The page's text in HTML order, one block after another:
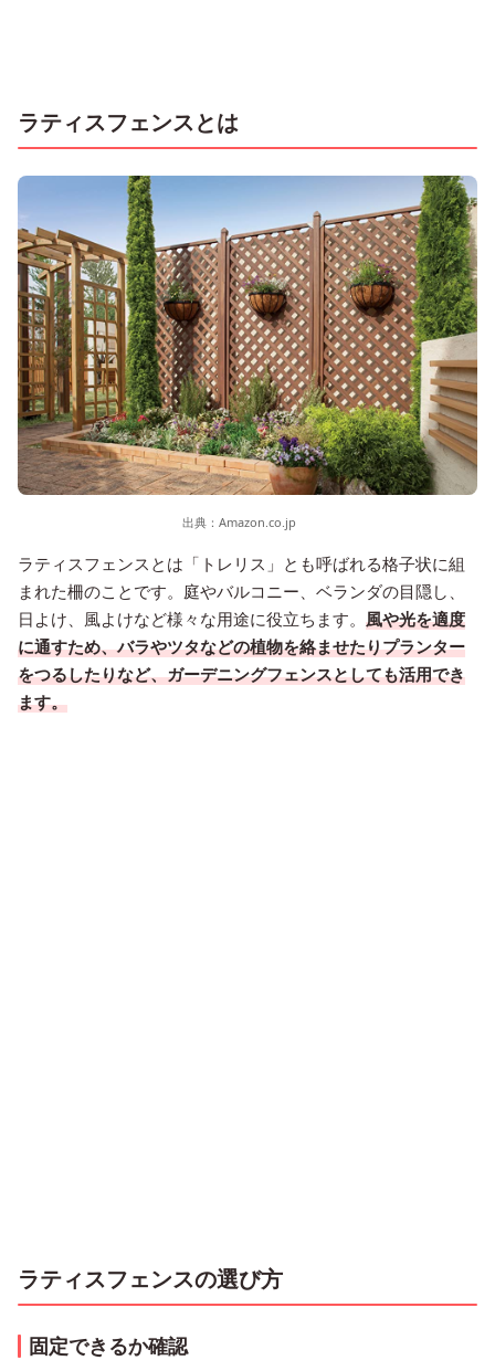
ラティスフェンスとは
出典： Amazon.co.jp
ラティスフェンスとは「トレリス」とも呼ばれる格子状に組
まれた柵のことです。庭やバルコニー、ベランダの目隠し、
日よけ、風よけなど様々な用途に役立ちます。 風や光を適度
に通すため、バラやツタなどの植物を絡ませたりプランター
をつるしたりなど、ガーデニングフェンスとしても活用でき
ます。
ラティスフェンスの選び方
固定できるか確認